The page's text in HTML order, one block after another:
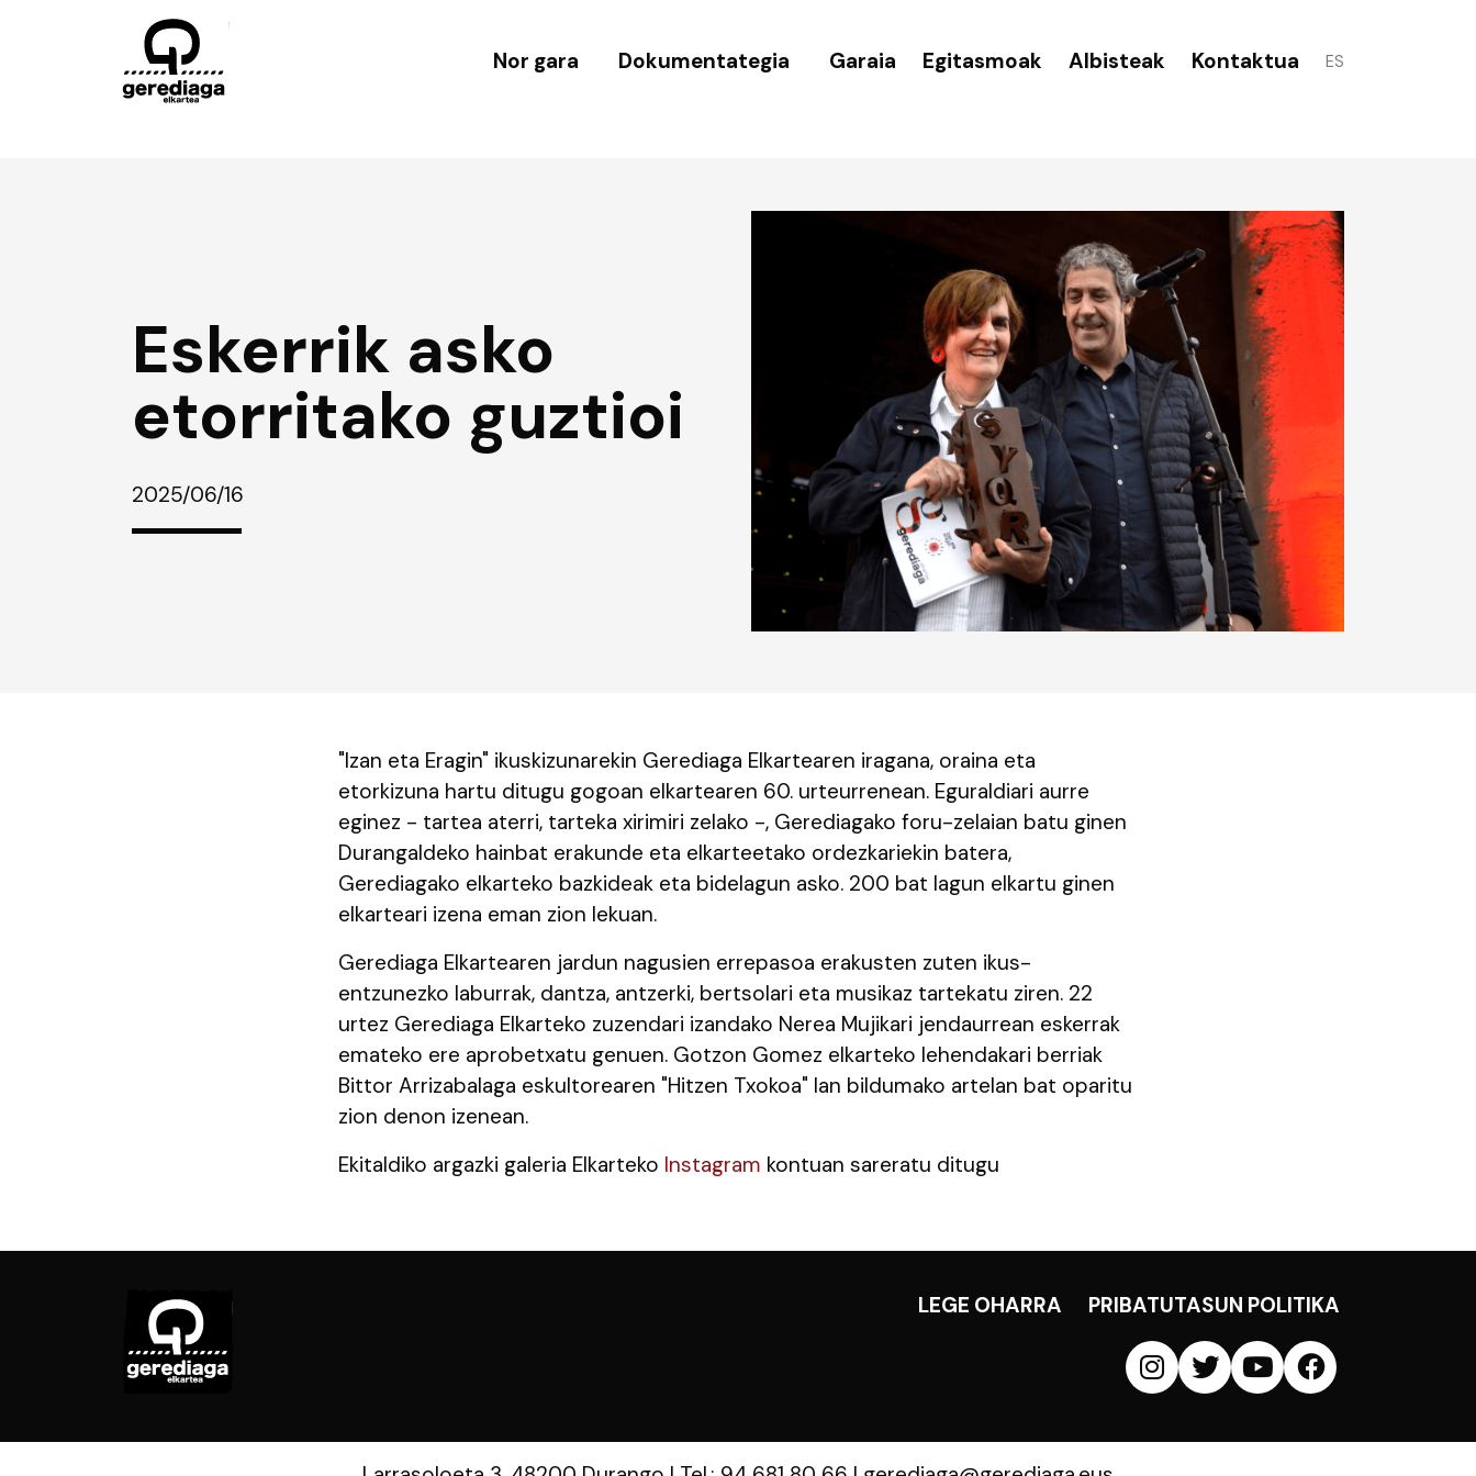
Nor gara Dokumentategia Garaia Egitasmoak Albisteak Kontaktua ES
Eskerrik asko
etorritako guztioi
2025/06/16
"Izan eta Eragin" ikuskizunarekin Gerediaga Elkartearen iragana, oraina eta
etorkizuna hartu ditugu gogoan elkartearen 60. urteurrenean. Eguraldiari aurre
eginez - tartea aterri, tarteka xirimiri zelako -, Gerediagako foru-zelaian batu ginen
Durangaldeko hainbat erakunde eta elkarteetako ordezkariekin batera,
Gerediagako elkarteko bazkideak eta bidelagun asko. 200 bat lagun elkartu ginen
elkarteari izena eman zion lekuan.
Gerediaga Elkartearen jardun nagusien errepasoa erakusten zuten ikus-
entzunezko laburrak, dantza, antzerki, bertsolari eta musikaz tartekatu ziren. 22
urtez Gerediaga Elkarteko zuzendari izandako Nerea Mujikari jendaurrean eskerrak
emateko ere aprobetxatu genuen. Gotzon Gomez elkarteko lehendakari berriak
Bittor Arrizabalaga eskultorearen "Hitzen Txokoa" lan bildumako artelan bat oparitu
zion denon izenean.
Ekitaldiko argazki galeria Elkarteko Instagram kontuan sareratu ditugu
LEGE OHARRA PRIBATUTASUN POLITIKA